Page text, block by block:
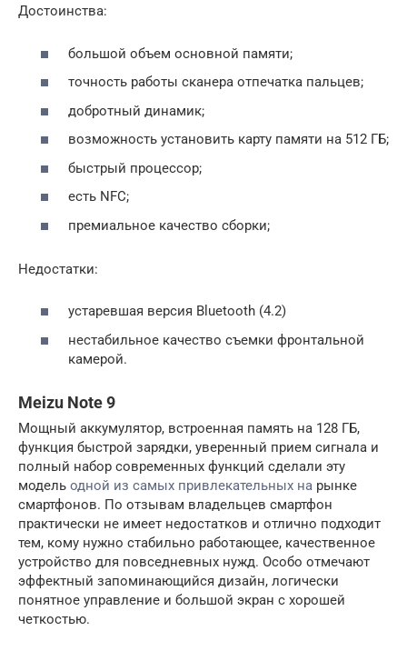
Достоинства:
большой объем основной памяти;
точность работы сканера отпечатка пальцев;
добротный динамик;
возможность установить карту памяти на 512 ГБ;
быстрый процессор;
есть NFC;
премиальное качество сборки;
Недостатки:
устаревшая версия Bluetooth (4.2)
нестабильное качество съемки фронтальной
камерой.
Meizu Note 9
Мощный аккумулятор, встроенная память на 128 ГБ,
функция быстрой зарядки, уверенный прием сигнала и
полный набор современных функций сделали эту
модель одной из самых привлекательных на рынке
смартфонов. По отзывам владельцев смартфон
практически не имеет недостатков и отлично подходит
тем, кому нужно стабильно работающее, качественное
устройство для повседневных нужд. Особо отмечают
эффектный запоминающийся дизайн, логически
понятное управление и большой экран с хорошей
четкостью.